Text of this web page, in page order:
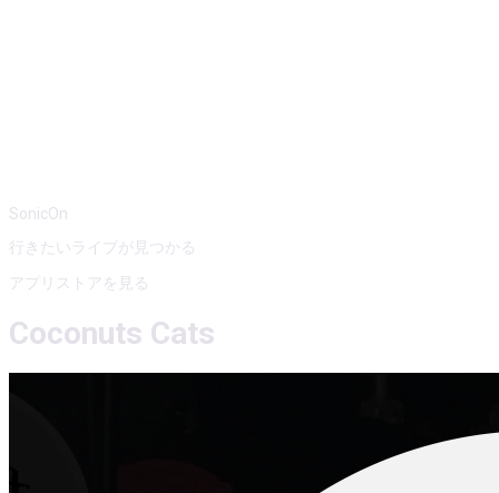
SonicOn
行きたいライブが見つかる
アプリストアを見る
Coconuts Cats